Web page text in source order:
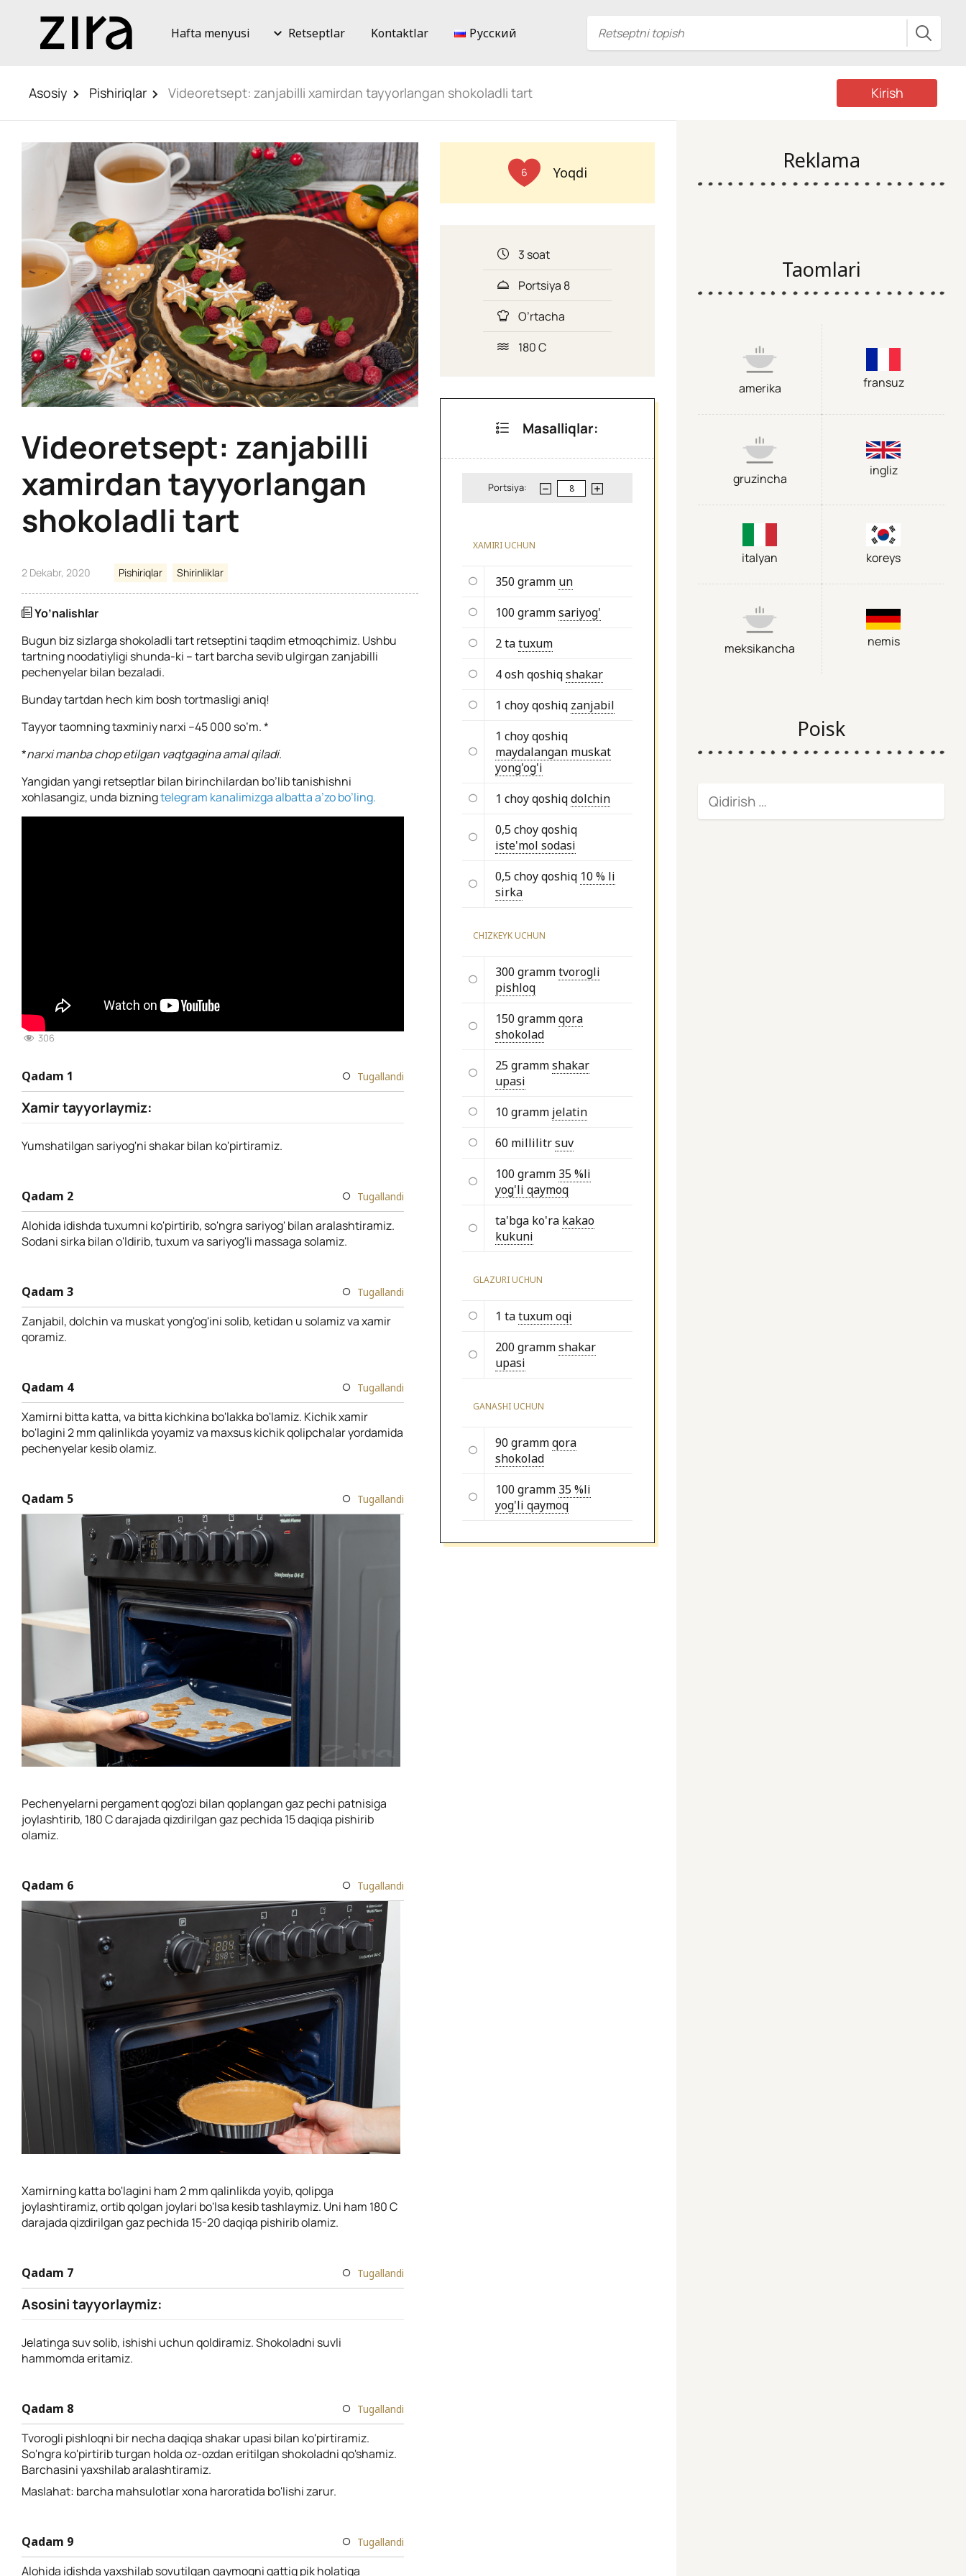
Hafta menyusi Retseptlar Kontaktlar Русский
Asosiy Pishiriqlar Videoretsept: zanjabilli xamirdan tayyorlangan shokoladli tart Kirish
Videoretsept: zanjabilli
xamirdan tayyorlangan
shokoladli tart
2 Dekabr, 2020 Pishiriqlar Shirinliklar
Yo’nalishlar
Bugun biz sizlarga shokoladli tart retseptini taqdim etmoqchimiz. Ushbu
tartning noodatiyligi shunda-ki – tart barcha sevib ulgirgan zanjabilli
pechenyelar bilan bezaladi.
Bunday tartdan hech kim bosh tortmasligi aniq!
Tayyor taomning taxminiy narxi –45 000 so’m. *
*narxi manba chop etilgan vaqtgagina amal qiladi.
Yangidan yangi retseptlar bilan birinchilardan bo’lib tanishishni
xohlasangiz, unda bizningtelegram kanalimizga albatta a’zo bo’ling.
306
Qadam 1 Tugallandi
Xamir tayyorlaymiz:
Yumshatilgan sariyog'ni shakar bilan ko'pirtiramiz.
Qadam 2 Tugallandi
Alohida idishda tuxumni ko'pirtirib, so'ngra sariyog' bilan aralashtiramiz.
Sodani sirka bilan o'ldirib, tuxum va sariyog'li massaga solamiz.
Qadam 3 Tugallandi
Zanjabil, dolchin va muskat yong'og'ini solib, ketidan u solamiz va xamir
qoramiz.
Qadam 4 Tugallandi
Xamirni bitta katta, va bitta kichkina bo'lakka bo'lamiz. Kichik xamir
bo'lagini 2 mm qalinlikda yoyamiz va maxsus kichik qolipchalar yordamida
pechenyelar kesib olamiz.
Qadam 5 Tugallandi
Pechenyelarni pergament qog'ozi bilan qoplangan gaz pechi patnisiga
joylashtirib, 180 C darajada qizdirilgan gaz pechida 15 daqiqa pishirib
olamiz.
Qadam 6 Tugallandi
Xamirning katta bo'lagini ham 2 mm qalinlikda yoyib, qolipga
joylashtiramiz, ortib qolgan joylari bo'lsa kesib tashlaymiz. Uni ham 180 C
darajada qizdirilgan gaz pechida 15-20 daqiqa pishirib olamiz.
Qadam 7 Tugallandi
Asosini tayyorlaymiz:
Jelatinga suv solib, ishishi uchun qoldiramiz. Shokoladni suvli
hammomda eritamiz.
Qadam 8 Tugallandi
Tvorogli pishloqni bir necha daqiqa shakar upasi bilan ko'pirtiramiz.
So'ngra ko'pirtirib turgan holda oz-ozdan eritilgan shokoladni qo'shamiz.
Barchasini yaxshilab aralashtiramiz.
Maslahat: barcha mahsulotlar xona haroratida bo'lishi zarur.
Qadam 9 Tugallandi
Alohida idishda yaxshilab sovutilgan qaymoqni qattiq pik holatiga
6 Yoqdi
3 soat
Portsiya 8
O’rtacha
180 C
Masalliqlar:
Portsiya:
XAMIRI UCHUN
350 gramm un
100 grammsariyog'
2 tatuxum
4 osh qoshiqshakar
1 choy qoshiq zanjabil
1 choy qoshiq
maydalangan muskat
yong'og'i
1 choy qoshiqdolchin
0,5 choy qoshiq
iste'mol sodasi
0,5 choy qoshiq 10 % li
sirka
CHIZKEYK UCHUN
300 grammtvorogli
pishloq
150 grammqora
shokolad
25 grammshakar
upasi
10 gramm jelatin
60 millilitrsuv
100 gramm 35 %li
yog'li qaymoq
ta'bga ko'ra kakao
kukuni
GLAZURI UCHUN
1 tatuxum oqi
200 grammshakar
upasi
GANASHI UCHUN
90 grammqora
shokolad
100 gramm 35 %li
yog'li qaymoq
Reklama
Taomlari
amerika fransuz
gruzincha
ingliz
italyan koreys
meksikancha nemis
Poisk